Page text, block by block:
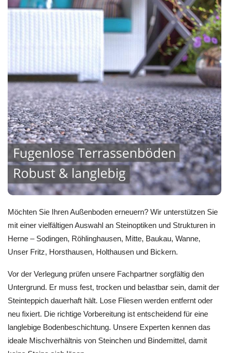
Möchten Sie Ihren Außenboden erneuern? Wir unterstützen Sie
mit einer vielfältigen Auswahl an Steinoptiken und Strukturen in
Herne – Sodingen, Röhlinghausen, Mitte, Baukau, Wanne,
Unser Fritz, Horsthausen, Holthausen und Bickern.
Vor der Verlegung prüfen unsere Fachpartner sorgfältig den
Untergrund. Er muss fest, trocken und belastbar sein, damit der
Steinteppich dauerhaft hält. Lose Fliesen werden entfernt oder
neu fixiert. Die richtige Vorbereitung ist entscheidend für eine
langlebige Bodenbeschichtung. Unsere Experten kennen das
ideale Mischverhältnis von Steinchen und Bindemittel, damit